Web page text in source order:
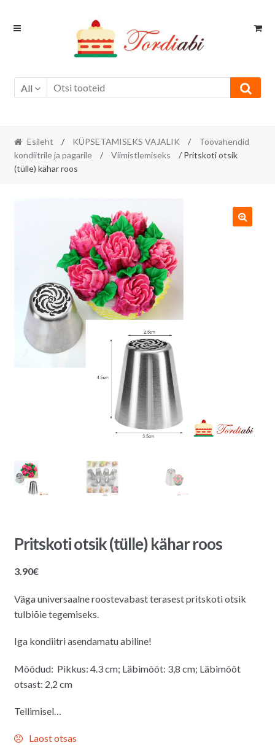
Skip
Skip
All
Esileht / KÜPSETAMISEKS VAJALIK /
Töövahendid
kondiitrile ja pagarile
/ Viimistlemiseks
/ Pritskoti otsik
(tülle) kähar roos
Pritskoti otsik (tülle) kähar roos
3.90€
Väga universaalne roostevabast terasest pritskoti otsik
tulbiõie tegemiseks.
Iga kondiitri asendamatu abiline!
Mõõdud: Pikkus: 4.3 cm; Läbimõõt: 3,8 cm; Läbimõõt
otsast: 2,2 cm
Tellimisel…
Laost otsas